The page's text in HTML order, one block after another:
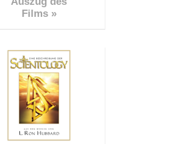
Films »